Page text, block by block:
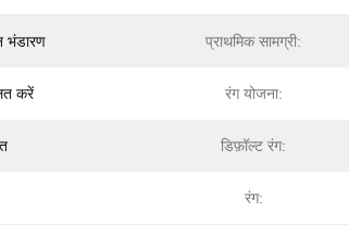
भंडारण प्राथमिक सामग्री:
करें रंग योजना:
डिफ़ॉल्ट रंग:
रंग: